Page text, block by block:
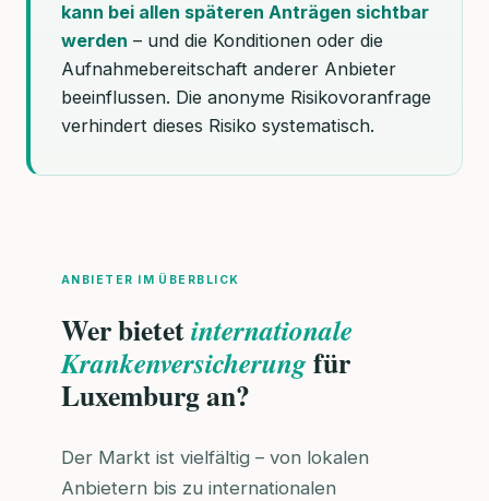
kann bei allen späteren Anträgen sichtbar
werden – und die Konditionen oder die
Aufnahmebereitschaft anderer Anbieter
beeinflussen. Die anonyme Risikovoranfrage
verhindert dieses Risiko systematisch.
ANBIETER IM ÜBERBLICK
Wer bietetinternationale
Krankenversicherungfür
Luxemburg an?
Der Markt ist vielfältig – von lokalen
Anbietern bis zu internationalen